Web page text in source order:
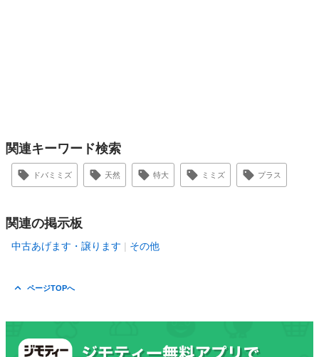
関連キーワード検索
ドバミミズ 天然 特大 ミミズ プラス
関連の掲示板
中古あげます・譲ります その他
ページTOPへ